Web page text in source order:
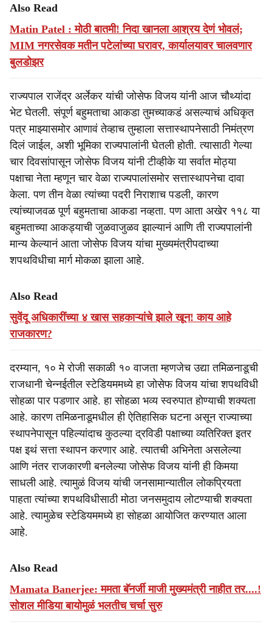
Also Read
Matin Patel : मोठी बातमी! निदा खानला आश्रय देणं भोवलं;
MIM नगरसेवक मतीन पटेलांच्या घरावर, कार्यालयावर चालवणार
बुलडोझर
राज्यपाल राजेंद्र अर्लेकर यांची जोसेफ विजय यांनी आज चौथ्यांदा
भेट घेतली. संपूर्ण बहुमताचा आकडा तुमच्याकडं असल्याचं अधिकृत
पत्र माझ्यासमोर आणावं तेव्हाच तुम्हाला सत्तास्थापनेसाठी निमंत्रण
दिलं जाईल, अशी भूमिका राज्यपालांनी घेतली होती. त्यासाठी गेल्या
चार दिवसांपासून जोसेफ विजय यांनी टीव्हीके या सर्वात मोठ्या
पक्षाचा नेता म्हणून चार वेळा राज्यपालांसमोर सत्तास्थापनेचा दावा
केला. पण तीन वेळा त्यांच्या पदरी निराशाच पडली, कारण
त्यांच्याजवळ पूर्ण बहुमताचा आकडा नव्हता. पण आता अखेर ११८ या
बहुमताच्या आकड्याची जुळवाजुळव झाल्यानं आणि ती राज्यपालांनी
मान्य केल्यानं आता जोसेफ विजय यांचा मुख्यमंत्रीपदाच्या
शपथविधीचा मार्ग मोकळा झाला आहे.
Also Read
सुवेंदू अधिकारींच्या ४ खास सहकाऱ्यांचे झाले खून! काय आहे
राजकारण?
दरम्यान, १० मे रोजी सकाळी १० वाजता म्हणजेच उद्या तमिळनाडूची
राजधानी चेन्नईतील स्टेडियममध्ये हा जोसेफ विजय यांचा शपथविधी
सोहळा पार पडणार आहे. हा सोहळा भव्य स्वरुपात होण्याची शक्यता
आहे. कारण तमिळनाडूमधील ही ऐतिहासिक घटना असून राज्याच्या
स्थापनेपासून पहिल्यांदाच कुठल्या द्रविडी पक्षाच्या व्यतिरिक्त इतर
पक्ष इथं सत्ता स्थापन करणार आहे. त्यातची अभिनेता असलेल्या
आणि नंतर राजकारणी बनलेल्या जोसेफ विजय यांनी ही किमया
साधली आहे. त्यामुळं विजय यांची जनसामान्यातील लोकप्रियता
पाहता त्यांच्या शपथविधीसाठी मोठा जनसमुदाय लोटण्याची शक्यता
आहे. त्यामुळेच स्टेडियममध्ये हा सोहळा आयोजित करण्यात आला
आहे.
Also Read
Mamata Banerjee: ममता बॅनर्जी माजी मुख्यमंत्री नाहीत तर....!
सोशल मीडिया बायोमुळं भलतीच चर्चा सुरु